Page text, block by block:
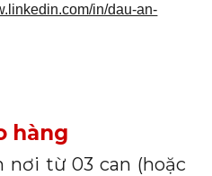
in/dau-an-
hàng
nơi từ 03 can (hoặc